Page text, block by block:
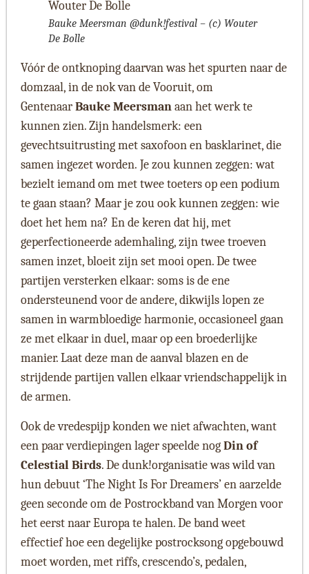
Bauke Meersman @dunk!festival – (c) Wouter
De Bolle
Vóór de ontknoping daarvan was het spurten naar de
domzaal, in de nok van de Vooruit, om
GentenaarBauke Meersmanaan het werk te
kunnen zien. Zijn handelsmerk: een
gevechtsuitrusting met saxofoon en basklarinet, die
samen ingezet worden. Je zou kunnen zeggen: wat
bezielt iemand om met twee toeters op een podium
te gaan staan? Maar je zou ook kunnen zeggen: wie
doet het hem na? En de keren dat hij, met
geperfectioneerde ademhaling, zijn twee troeven
samen inzet, bloeit zijn set mooi open. De twee
partijen versterken elkaar: soms is de ene
ondersteunend voor de andere, dikwijls lopen ze
samen in warmbloedige harmonie, occasioneel gaan
ze met elkaar in duel, maar op een broederlijke
manier. Laat deze man de aanval blazen en de
strijdende partijen vallen elkaar vriendschappelijk in
de armen.
Ook de vredespijp konden we niet afwachten, want
een paar verdiepingen lager speelde nogDin of
Celestial Birds. De dunk!organisatie was wild van
hun debuut ‘The Night Is For Dreamers’ en aarzelde
geen seconde om de Postrockband van Morgen voor
het eerst naar Europa te halen. De band weet
effectief hoe een degelijke postrocksong opgebouwd
moet worden, met riffs, crescendo’s, pedalen,